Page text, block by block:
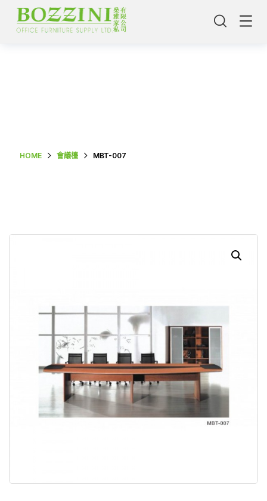
HOME 會議檯 MBT-007